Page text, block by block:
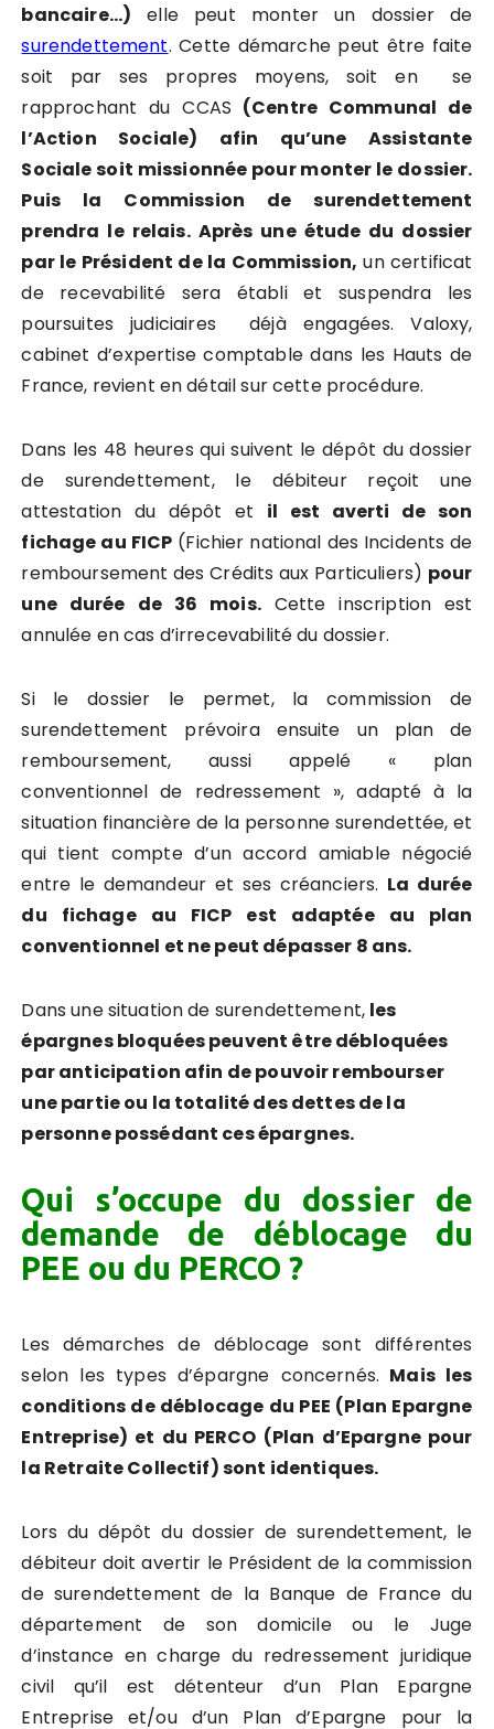
bancaire…) elle peut monter un dossier de
surendettement. Cette démarche peut être faite
soit par ses propres moyens, soit en se
rapprochant du CCAS (Centre Communal de
l’Action Sociale) afin qu’une Assistante
Sociale soit missionnée pour monter le dossier.
Puis la Commission de surendettement
prendra le relais. Après une étude du dossier
par le Président de la Commission, un certificat
de recevabilité sera établi et suspendra les
poursuites judiciaires déjà engagées. Valoxy,
cabinet d’expertise comptable dans les Hauts de
France, revient en détail sur cette procédure.
Dans les 48 heures qui suivent le dépôt du dossier
de surendettement, le débiteur reçoit une
attestation du dépôt et il est averti de son
fichage au FICP (Fichier national des Incidents de
remboursement des Crédits aux Particuliers) pour
une durée de 36 mois.Cette inscription est
annulée en cas d’irrecevabilité du dossier.
Si le dossier le permet, la commission de
surendettement prévoira ensuite un plan de
remboursement, aussi appelé « plan
conventionnel de redressement », adapté à la
situation financière de la personne surendettée, et
qui tient compte d’un accord amiable négocié
entre le demandeur et ses créanciers. La durée
du fichage au FICP est adaptée au plan
conventionnel et ne peut dépasser 8 ans.
Dans une situation de surendettement, les
épargnes bloquées peuvent être débloquées
par anticipation afin de pouvoir rembourser
une partie ou la totalité des dettes de la
personne possédant ces épargnes.
Qui s’occupe du dossier de
demande de déblocage du
PEE ou du PERCO ?
Les démarches de déblocage sont différentes
selon les types d’épargne concernés. Mais les
conditions de déblocage du PEE (Plan Epargne
Entreprise) et du PERCO (Plan d’Epargne pour
la Retraite Collectif) sont identiques.
Lors du dépôt du dossier de surendettement, le
débiteur doit avertir le Président de la commission
de surendettement de la Banque de France du
département de son domicile ou le Juge
d’instance en charge du redressement juridique
civil qu’il est détenteur d’un Plan Epargne
Entreprise et/ou d’un Plan d’Epargne pour la